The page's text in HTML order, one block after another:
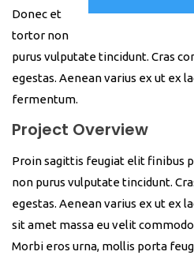
Donec et
tortor non
purus vulputate tincidunt. Cras
egestas. Aenean varius ex ut ex
fermentum.
Project Overview
Proin sagittis feugiat elit finibus
non purus vulputate tincidunt.
egestas. Aenean varius ex ut ex
sit amet massa eu velit
Morbi eros urna, mollis porta